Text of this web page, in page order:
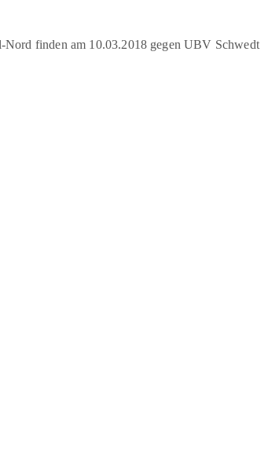
Nord finden am 10.03.2018 gegen UBV Schwedt